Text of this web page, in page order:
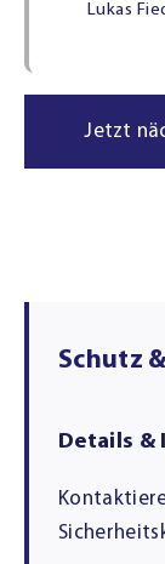
Lukas
Jetzt
Schutz
Details &